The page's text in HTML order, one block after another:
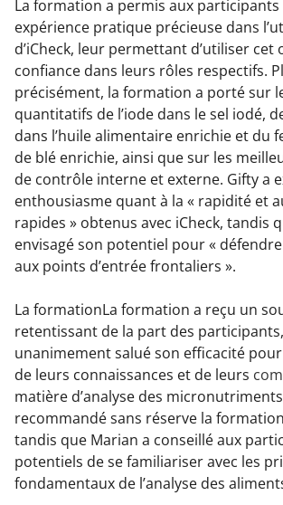
La formation a permis aux participants
expérience pratique précieuse dans
d’iCheck, leur permettant d’utiliser
confiance dans leurs rôles respectifs.
précisément, la formation a porté sur
quantitatifs de l’iode dans le sel iodé,
dans l’huile alimentaire enrichie et du
de blé enrichie, ainsi que sur les
de contrôle interne et externe. Gifty a
enthousiasme quant à la « rapidité et
rapides » obtenus avec iCheck, tandis
envisagé son potentiel pour «
aux points d’entrée frontaliers ».
La formationLa formation a reçu un
retentissant de la part des
unanimement salué son efficacité
de leurs connaissances et de leurs
matière d’analyse des
recommandé sans réserve la
tandis que Marian a conseillé aux
potentiels de se familiariser avec les
fondamentaux de l’analyse des